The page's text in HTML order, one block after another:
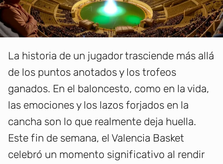
La historia de un jugador trasciende más allá
de los puntos anotados y los trofeos
ganados. En el baloncesto, como en la vida,
las emociones y los lazos forjados en la
cancha son lo que realmente deja huella.
Este fin de semana, el Valencia Basket
celebró un momento significativo al rendir